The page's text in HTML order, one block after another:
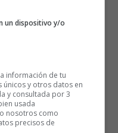
mientras que los
del calcio en las
los niveles de
rica fuente de
un dispositivo y/o
información de tu
y otros datos en
y consultada por 3
usada
nosotros como
precisos de